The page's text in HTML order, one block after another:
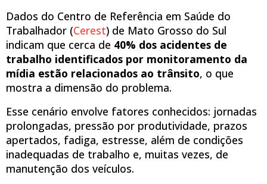
Dados do Centro de Referência em Saúde do
Trabalhador (Cerest) de Mato Grosso do Sul
indicam que cerca de 40% dos acidentes de
trabalho identificados por monitoramento da
mídia estão relacionados ao trânsito, o que
mostra a dimensão do problema.
Esse cenário envolve fatores conhecidos: jornadas
prolongadas, pressão por produtividade, prazos
apertados, fadiga, estresse, além de condições
inadequadas de trabalho e, muitas vezes, de
manutenção dos veículos.